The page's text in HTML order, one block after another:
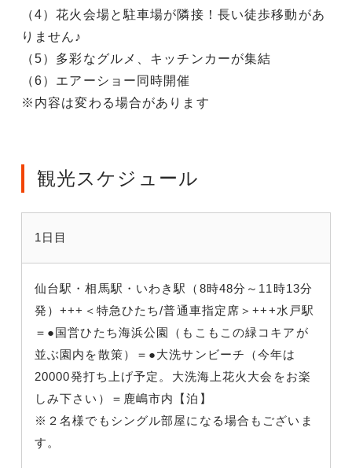
（4）花火会場と駐車場が隣接！長い徒歩移動があ
りません♪
（5）多彩なグルメ、キッチンカーが集結
（6）エアーショー同時開催
※内容は変わる場合があります
観光スケジュール
1日目
仙台駅・相馬駅・いわき駅（8時48分～11時13分
発）+++＜特急ひたち/普通車指定席＞+++水戸駅
＝●国営ひたち海浜公園（もこもこの緑コキアが
並ぶ園内を散策）＝●大洗サンビーチ（今年は
20000発打ち上げ予定。大洗海上花火大会をお楽
しみ下さい）＝鹿嶋市内【泊】
※２名様でもシングル部屋になる場合もございま
す。